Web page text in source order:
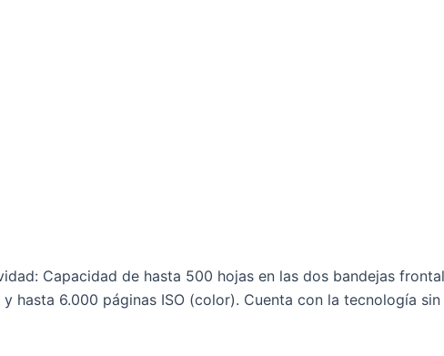
Capacidad de hasta 500 hojas en las dos bandejas
hasta 6.000 páginas ISO (color). Cuenta con la tecnología